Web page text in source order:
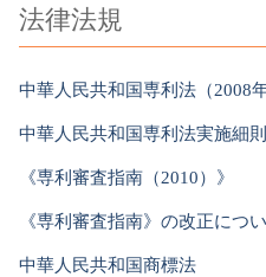
法律法規
中華人民共和国専利法（2008年
中華人民共和国専利法実施細則
《専利審査指南（2010）》
《専利審査指南》の改正につ
中華人民共和国商標法